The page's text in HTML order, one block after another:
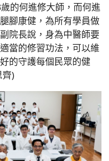
的何進修大師，而何進
腳康健，為所有學員做
院長說，身為中醫師要
當的修習功法，可以維
的守護每個民眾的健
)